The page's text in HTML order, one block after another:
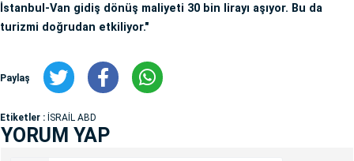
İstanbul-Van gidiş dönüş maliyeti 30 bin lirayı aşıyor. Bu da
turizmi doğrudan etkiliyor."
Paylaş
Etiketler : İSRAİL ABD
YORUM YAP